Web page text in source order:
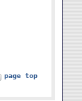
page top